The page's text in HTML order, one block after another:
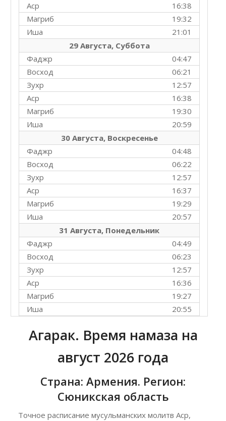
16:38
Аср
19:32
Магриб
21:01
Иша
29 Августа, Суббота
04:47
Фаджр
06:21
Восход
12:57
Зухр
16:38
Аср
19:30
Магриб
20:59
Иша
30 Августа, Воскресенье
04:48
Фаджр
06:22
Восход
12:57
Зухр
16:37
Аср
19:29
Магриб
20:57
Иша
31 Августа, Понедельник
04:49
Фаджр
06:23
Восход
12:57
Зухр
16:36
Аср
19:27
Магриб
20:55
Иша
Агарак. Время намаза на
август 2026 года
Страна: Армения. Регион:
Сюникская область
Точное расписание мусульманских молитв Аср,